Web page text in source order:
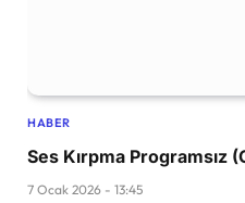
HABER
Ses Kırpma Programsız
7 Ocak 2026 - 13:45